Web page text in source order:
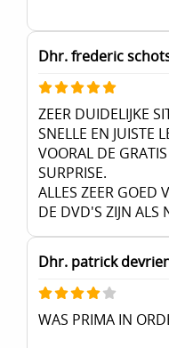
Dhr. frederic
ZEER DUIDELIJKE
SNELLE EN JUISTE
VOORAL DE
SURPRISE.
ALLES ZEER GOED
DE DVD'S ZIJN ALS
Dhr. patrick
WAS PRIMA IN